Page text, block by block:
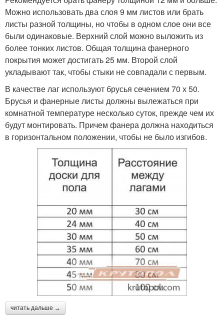
Можно использовать два слоя 9 мм листов или брать
листы разной толщины, но чтобы в одном слое они все
были одинаковые. Верхний слой можно выложить из
более тонких листов. Общая толщина фанерного
покрытия может достигать 25 мм. Второй слой
укладывают так, чтобы стыки не совпадали с первым.
В качестве лаг используют брусья сечением 70 х 50.
Брусья и фанерные листы должны вылежаться при
комнатной температуре несколько суток, прежде чем их
будут монтировать. Причем фанера должна находиться
в горизонтальном положении, чтобы не было изгибов.
читать дальше →